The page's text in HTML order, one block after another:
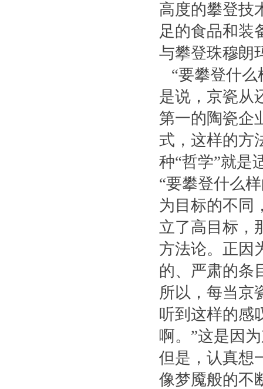
高度的攀登技
足的食品和装
与攀登珠穆朗
“要攀登什么
是说，京瓷从
第一的陶瓷企
式，这样的方
种“哲学”就是
“要攀登什么
为目标的不同
立了高目标，
方法论。正因
的、严肃的条
所以，每当京
听到这样的感
啊。”这是因
但是，认真想
像梦魇般的不